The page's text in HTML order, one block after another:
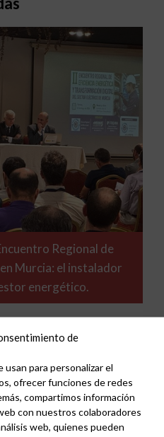
de
para personalizar el
ofrecer funciones de redes
compartimos información
con nuestros colaboradores
web, quienes pueden
Regional de
Murcia: el instalador
energético.